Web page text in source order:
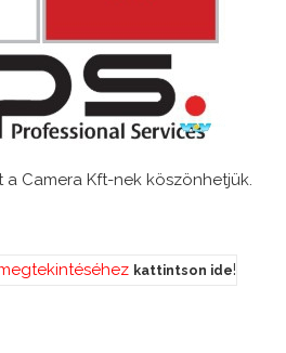
Camera Kft-nek köszönhetjük.
kattintson ide!